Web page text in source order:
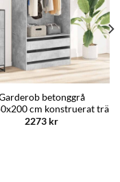
betonggrå
cm konstruerat trä
2273 kr